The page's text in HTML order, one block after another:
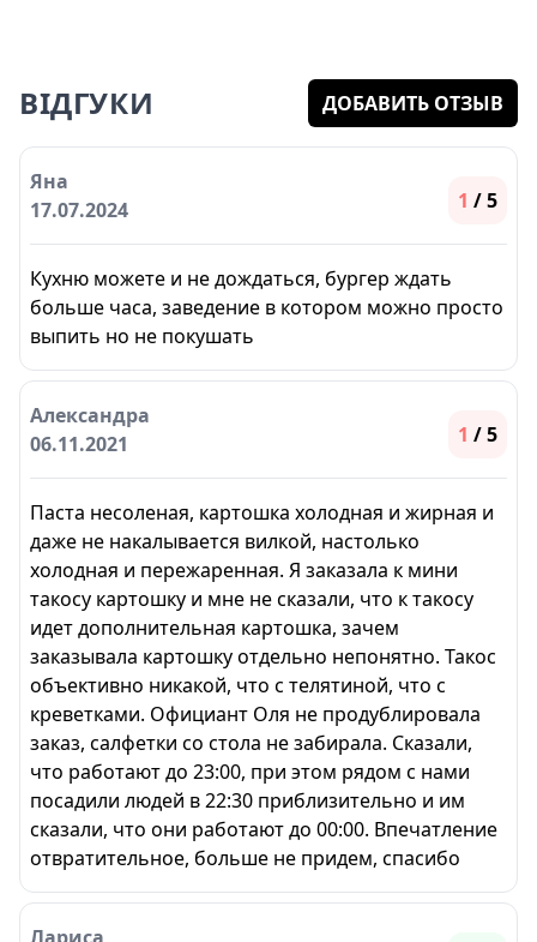
ВІДГУКИ ДОБАВИТЬ ОТЗЫВ
Яна
17.07.2024
1 / 5
Кухню можете и не дождаться, бургер ждать
больше часа, заведение в котором можно просто
выпить но не покушать
Александра
06.11.2021
1 / 5
Паста несоленая, картошка холодная и жирная и
даже не накалывается вилкой, настолько
холодная и пережаренная. Я заказала к мини
такосу картошку и мне не сказали, что к такосу
идет дополнительная картошка, зачем
заказывала картошку отдельно непонятно. Такос
объективно никакой, что с телятиной, что с
креветками. Официант Оля не продублировала
заказ, салфетки со стола не забирала. Сказали,
что работают до 23:00, при этом рядом с нами
посадили людей в 22:30 приблизительно и им
сказали, что они работают до 00:00. Впечатление
отвратительное, больше не придем, спасибо